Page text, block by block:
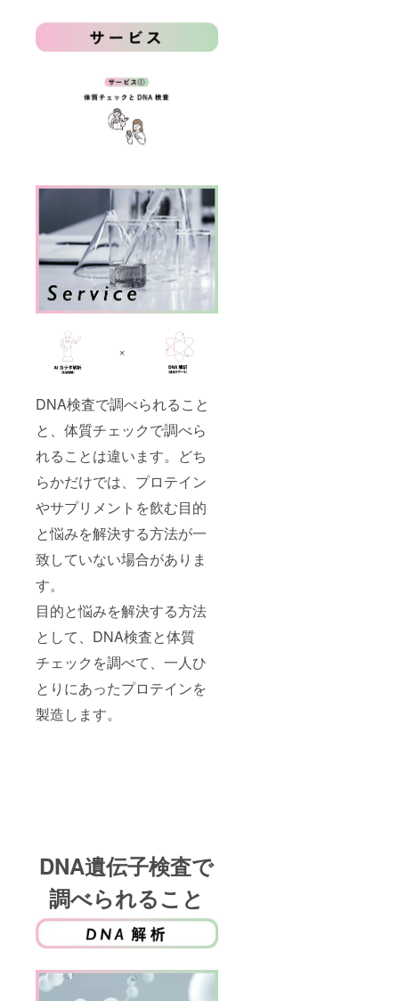
DNA検査で調べられること
と、体質チェックで調べら
れることは違います。どち
らかだけでは、プロテイン
やサプリメントを飲む目的
と悩みを解決する方法が一
致していない場合がありま
す。
目的と悩みを解決する方法
として、DNA検査と体質
チェックを調べて、一人ひ
とりにあったプロテインを
製造します。
DNA遺伝子検査で
調べられること